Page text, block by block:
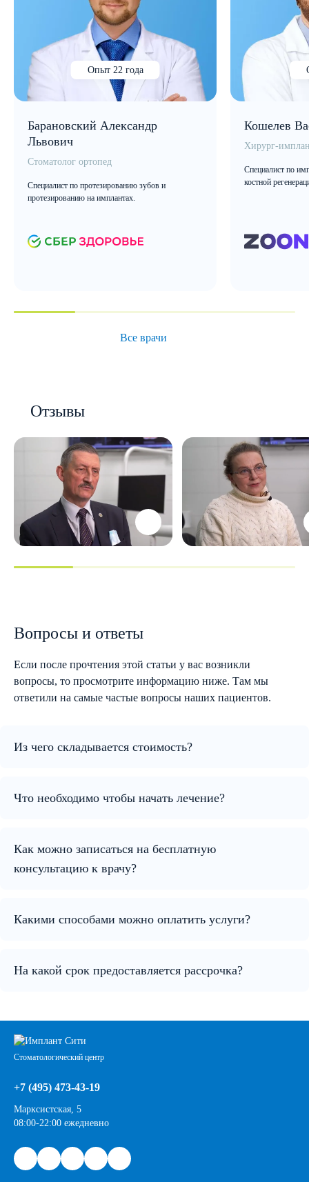
Опыт 22 года
Барановский Александр
Львович
Стоматолог ортопед
Специалист по протезированию зубов и
протезированию на имплантах.
Кошелев
Хирург-
Специалист по
костной
Все врачи
Отзывы
Вопросы и ответы
Если после прочтения этой статьи у вас возникли
вопросы, то просмотрите информацию ниже. Там мы
ответили на самые частые вопросы наших пациентов.
Из чего складывается стоимость?
Что необходимо чтобы начать лечение?
Как можно записаться на бесплатную
консультацию к врачу?
Какими способами можно оплатить услуги?
На какой срок предоставляется рассрочка?
Стоматологический центр
+7 (495) 473-43-19
Марксистская, 5
08:00-22:00 ежедневно